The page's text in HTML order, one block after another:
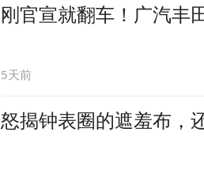
刚官宣就翻车！广汽丰
5天前
怒揭钟表圈的遮羞布，